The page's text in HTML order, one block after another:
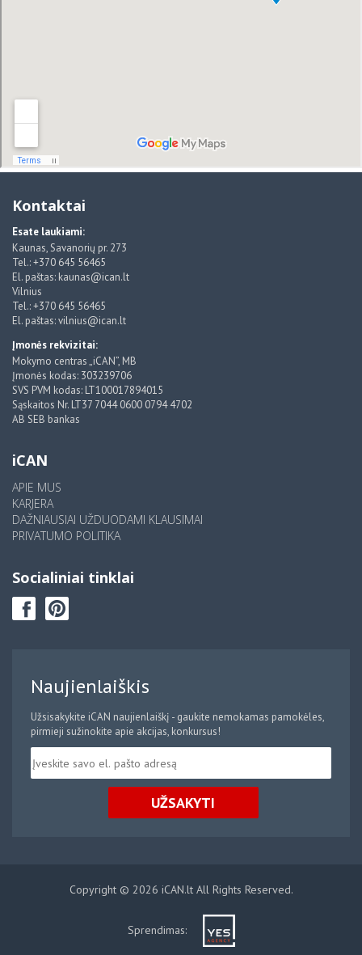
Kontaktai
Esate laukiami:
Kaunas, Savanorių pr. 273
Tel.: +370 645 56465
El. paštas: kaunas@ican.lt
Vilnius
Tel.: +370 645 56465
El. paštas: vilnius@ican.lt
Įmonės rekvizitai:
Mokymo centras „iCAN”, MB
Įmonės kodas: 303239706
SVS PVM kodas: LT100017894015
Sąskaitos Nr. LT37 7044 0600 0794 4702
AB SEB bankas
iCAN
APIE MUS
KARJERA
DAŽNIAUSIAI UŽDUODAMI KLAUSIMAI
PRIVATUMO POLITIKA
Socialiniai tinklai
Naujienlaiškis
Užsisakykite iCAN naujienlaiškį - gaukite nemokamas pamokėles,
pirmieji sužinokite apie akcijas, konkursus!
UŽSAKYTI
Copyright © 2026 iCAN.lt All Rights Reserved.
Sprendimas: